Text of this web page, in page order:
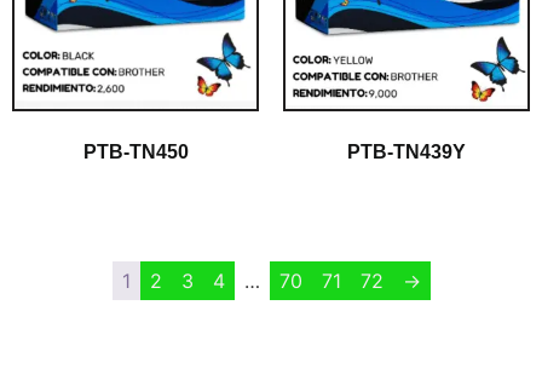
PTB-TN450
PTB-TN439Y
1 2 3 4 … 70 71 72 →